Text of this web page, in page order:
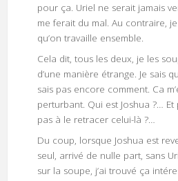
pour ça. Uriel ne serait jamais
me ferait du mal. Au contraire,
qu’on travaille ensemble.
Cela dit, tous les deux, je les
d’une manière étrange. Je sais
sais pas encore comment. Ca
perturbant. Qui est Joshua ?… Et
pas à le retracer celui-là ?…
Du coup, lorsque Joshua est
seul, arrivé de nulle part, sans
sur la soupe, j’ai trouvé ça